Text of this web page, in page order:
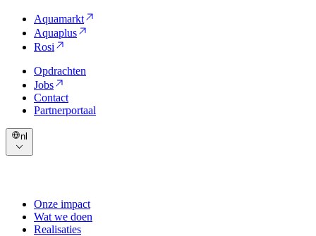
Aquamarkt
Aquaplus
Rosi
Opdrachten
Jobs
Contact
Partnerportaal
nl
Onze impact
Wat we doen
Realisaties